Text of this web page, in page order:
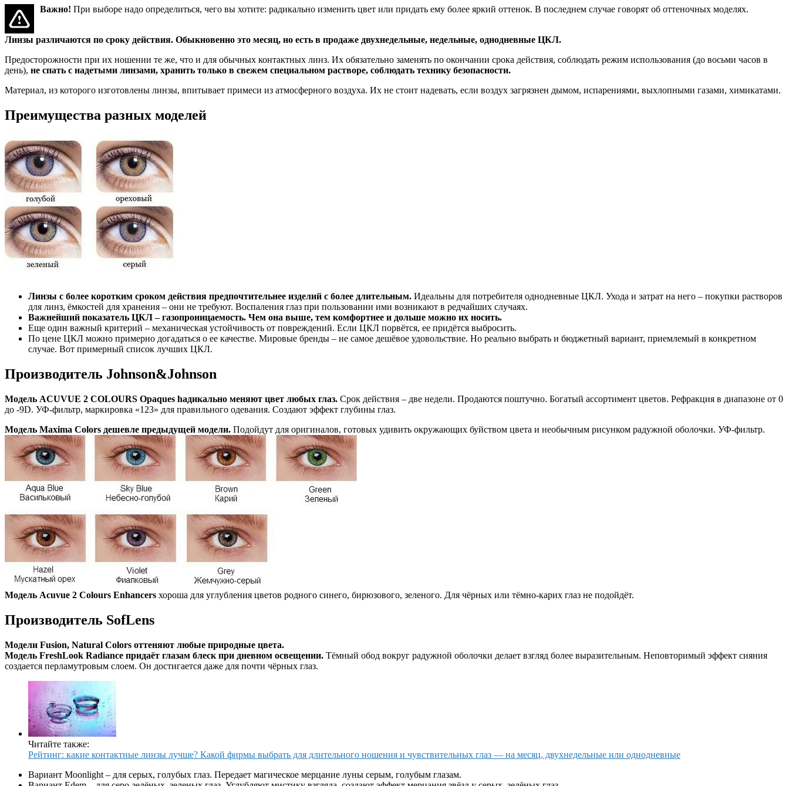
Важно! При выборе надо определиться, чего вы хотите: радикально изменить цвет или придать ему более яркий оттенок. В последнем случае говорят об оттеночных моделях.
Линзы различаются по сроку действия. Обыкновенно это месяц, но есть в продаже двухнедельные, недельные, однодневные ЦКЛ.
Предосторожности при их ношении те же, что и для обычных контактных линз. Их обязательно заменять по окончании срока действия, соблюдать режим использования (до восьми часов в
день), не спать с надетыми линзами, хранить только в свежем специальном растворе, соблюдать технику безопасности.
Материал, из которого изготовлены линзы, впитывает примеси из атмосферного воздуха. Их не стоит надевать, если воздух загрязнен дымом, испарениями, выхлопными газами, химикатами.
Преимущества разных моделей
Линзы с более коротким сроком действия предпочтительнее изделий с более длительным. Идеальны для потребителя однодневные ЦКЛ. Ухода и затрат на него – покупки растворов
для линз, ёмкостей для хранения – они не требуют. Воспаления глаз при пользовании ими возникают в редчайших случаях.
Важнейший показатель ЦКЛ – газопроницаемость. Чем она выше, тем комфортнее и дольше можно их носить.
Еще один важный критерий – механическая устойчивость от повреждений. Если ЦКЛ порвётся, ее придётся выбросить.
По цене ЦКЛ можно примерно догадаться о ее качестве. Мировые бренды – не самое дешёвое удовольствие. Но реально выбрать и бюджетный вариант, приемлемый в конкретном
случае. Вот примерный список лучших ЦКЛ.
Производитель Johnson&Johnson
Модель ACUVUE 2 COLOURS Opaques hадикально меняют цвет любых глаз. Срок действия – две недели. Продаются поштучно. Богатый ассортимент цветов. Рефракция в диапазоне от 0
до -9D. УФ-фильтр, маркировка «123» для правильного одевания. Создают эффект глубины глаз.
Модель Maxima Colors дешевле предыдущей модели. Подойдут для оригиналов, готовых удивить окружающих буйством цвета и необычным рисунком радужной оболочки. УФ-фильтр.
Модель Acuvue 2 Colours Enhancers хороша для углубления цветов родного синего, бирюзового, зеленого. Для чёрных или тёмно-карих глаз не подойдёт.
Производитель SofLens
Модели Fusion, Natural Colors оттеняют любые природные цвета.
Модель FreshLook Radiance придаёт глазам блеск при дневном освещении. Тёмный обод вокруг радужной оболочки делает взгляд более выразительным. Неповторимый эффект сияния
создается перламутровым слоем. Он достигается даже для почти чёрных глаз.
Читайте также:
Рейтинг: какие контактные линзы лучше? Какой фирмы выбрать для длительного ношения и чувствительных глаз — на месяц, двухнедельные или однодневные
Вариант Moonlight – для серых, голубых глаз. Передает магическое мерцание луны серым, голубым глазам.